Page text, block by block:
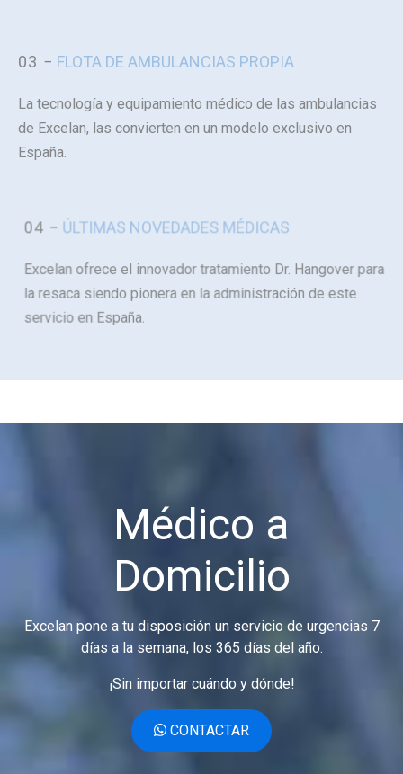
03 − FLOTA DE AMBULANCIAS PROPIA
La tecnología y equipamiento médico de las ambulancias
de Excelan, las convierten en un modelo exclusivo en
España.
04 −ÚLTIMAS NOVEDADES MÉDICAS
Excelan ofrece el innovador tratamiento Dr. Hangover para
la resaca siendo pionera en la administración de este
servicio en España.
Médico a
Domicilio
Excelan pone a tu disposición un servicio de urgencias 7
días a la semana, los 365 días del año.
¡Sin importar cuándo y dónde!
CONTACTAR